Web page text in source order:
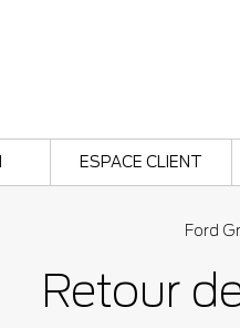
ESPACE CLIENT
Ford
Retour